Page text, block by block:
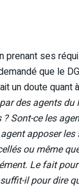
prenant ses
que le
un doute quant
des agents du
Sont-ce les
apposer les
ou même
Le fait
il pour dire